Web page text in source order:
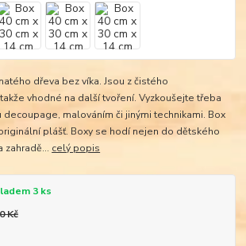
dřeva bez víka. Jsou z čistého
vhodné na další tvoření. Vyzkoušejte třeba
decoupage, malováním či jinými technikami. Box
plášť. Boxy se hodí nejen do dětského
zahradě... celý popis
3 ks
Kč